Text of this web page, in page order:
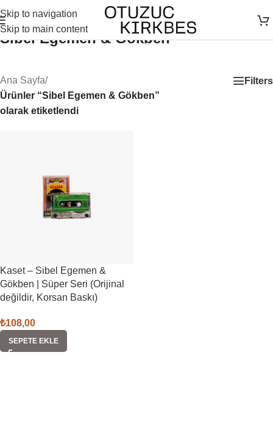
Skip to navigation
Skip to main content
Sibel Egemen & Gökben
Ana Sayfa/
Ürünler “Sibel Egemen & Gökben”
olarak etiketlendi
Filters
Kaset – Sibel Egemen &
Gökben | Süper Seri (Orijinal
değildir, Korsan Baskı)
₺108,00
SEPETE EKLE